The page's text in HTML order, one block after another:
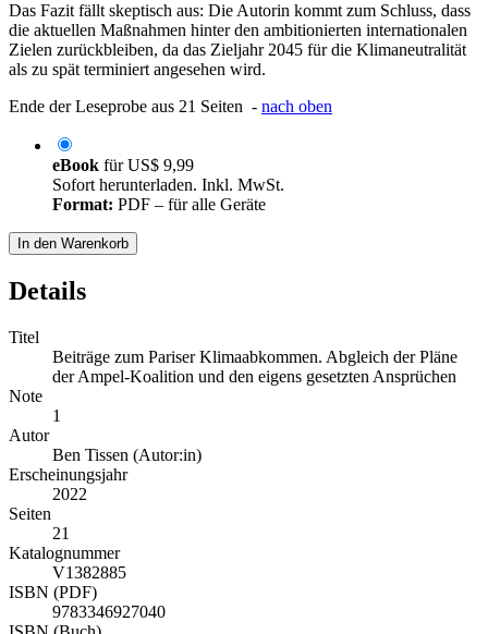
Das Fazit fällt skeptisch aus: Die Autorin kommt zum Schluss, dass
die aktuellen Maßnahmen hinter den ambitionierten internationalen
Zielen zurückbleiben, da das Zieljahr 2045 für die Klimaneutralität
als zu spät terminiert angesehen wird.
Ende der Leseprobe aus 21 Seiten - nach oben
eBook fürUS$ 9,99
Sofort herunterladen. Inkl. MwSt.
Format: PDF – für alle Geräte
In den Warenkorb
Details
Titel
Beiträge zum Pariser Klimaabkommen. Abgleich der Pläne
der Ampel-Koalition und den eigens gesetzten Ansprüchen
Note
1
Autor
Ben Tissen (Autor:in)
Erscheinungsjahr
2022
Seiten
21
Katalognummer
V1382885
ISBN (PDF)
9783346927040